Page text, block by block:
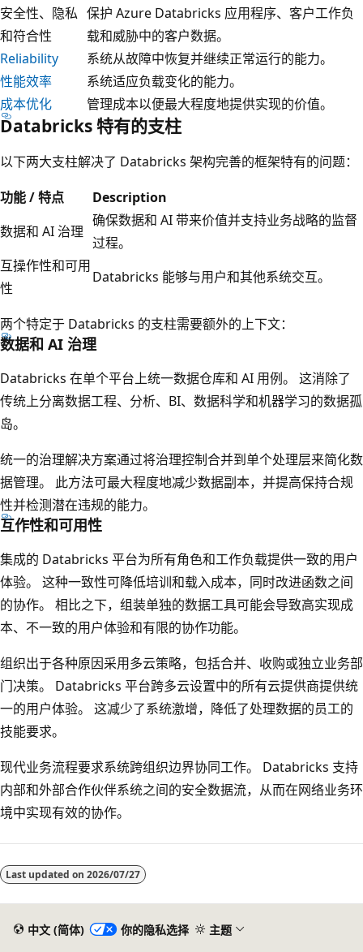
安全性、隐私
和符合性
保护 Azure Databricks 应用程序、客户工作负
载和威胁中的客户数据。
Reliability
系统从故障中恢复并继续正常运行的能力。
性能效率
系统适应负载变化的能力。
成本优化
管理成本以便最大程度地提供实现的价值。
Databricks 特有的支柱
以下两大支柱解决了 Databricks 架构完善的框架特有的问题：
功能 / 特点
Description
数据和 AI 治理
确保数据和 AI 带来价值并支持业务战略的监督
过程。
互操作性和可用
性
Databricks 能够与用户和其他系统交互。
两个特定于 Databricks 的支柱需要额外的上下文：
数据和 AI 治理
Databricks 在单个平台上统一数据仓库和 AI 用例。 这消除了
传统上分离数据工程、分析、BI、数据科学和机器学习的数据孤
岛。
统一的治理解决方案通过将治理控制合并到单个处理层来简化数
据管理。 此方法可最大程度地减少数据副本，并提高保持合规
性并检测潜在违规的能力。
互作性和可用性
集成的 Databricks 平台为所有角色和工作负载提供一致的用户
体验。 这种一致性可降低培训和载入成本，同时改进函数之间
的协作。 相比之下，组装单独的数据工具可能会导致高实现成
本、不一致的用户体验和有限的协作功能。
组织出于各种原因采用多云策略，包括合并、收购或独立业务部
门决策。 Databricks 平台跨多云设置中的所有云提供商提供统
一的用户体验。 这减少了系统激增，降低了处理数据的员工的
技能要求。
现代业务流程要求系统跨组织边界协同工作。 Databricks 支持
内部和外部合作伙伴系统之间的安全数据流，从而在网络业务环
境中实现有效的协作。
模
式
Last updated on 2026/07/27
中文 (简体) 你的隐私选择 主题